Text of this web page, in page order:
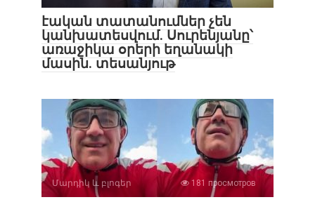
էական տատանումներ չեն
կանխատեսվում. Սուրենյանը՝
առաջիկա օրերի եղանակի
մասին. տեսանյութ
Մարդիկ և բլոգեր 181 просмотров